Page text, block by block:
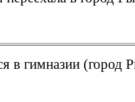
в гимназии (город